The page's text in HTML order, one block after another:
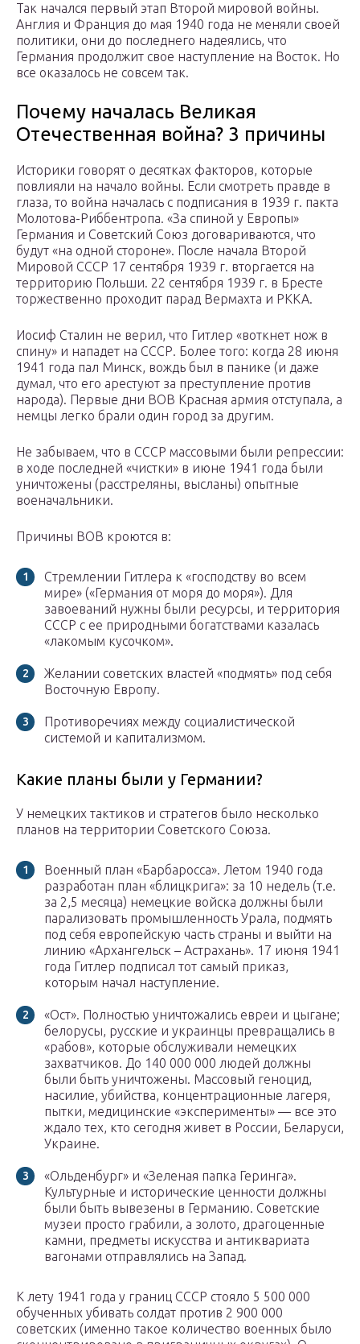
Так начался первый этап Второй мировой войны.
Англия и Франция до мая 1940 года не меняли своей
политики, они до последнего надеялись, что
Германия продолжит свое наступление на Восток. Но
все оказалось не совсем так.
Почему началась Великая
Отечественная война? 3 причины
Историки говорят о десятках факторов, которые
повлияли на начало войны. Если смотреть правде в
глаза, то война началась с подписания в 1939 г. пакта
Молотова-Риббентропа. «За спиной у Европы»
Германия и Советский Союз договариваются, что
будут «на одной стороне». После начала Второй
Мировой СССР 17 сентября 1939 г. вторгается на
территорию Польши. 22 сентября 1939 г. в Бресте
торжественно проходит парад Вермахта и РККА.
Иосиф Сталин не верил, что Гитлер «воткнет нож в
спину» и нападет на СССР. Более того: когда 28 июня
1941 года пал Минск, вождь был в панике (и даже
думал, что его арестуют за преступление против
народа). Первые дни ВОВ Красная армия отступала, а
немцы легко брали один город за другим.
Не забываем, что в СССР массовыми были репрессии:
в ходе последней «чистки» в июне 1941 года были
уничтожены (расстреляны, высланы) опытные
военачальники.
Причины ВОВ кроются в:
Стремлении Гитлера к «господству во всем
мире» («Германия от моря до моря»). Для
завоеваний нужны были ресурсы, и территория
СССР с ее природными богатствами казалась
«лакомым кусочком».
Желании советских властей «подмять» под себя
Восточную Европу.
Противоречиях между социалистической
системой и капитализмом.
Какие планы были у Германии?
У немецких тактиков и стратегов было несколько
планов на территории Советского Союза.
Военный план «Барбаросса». Летом 1940 года
разработан план «блицкрига»: за 10 недель (т.е.
за 2,5 месяца) немецкие войска должны были
парализовать промышленность Урала, подмять
под себя европейскую часть страны и выйти на
линию «Архангельск – Астрахань». 17 июня 1941
года Гитлер подписал тот самый приказ,
которым начал наступление.
«Ост». Полностью уничтожались евреи и цыгане;
белорусы, русские и украинцы превращались в
«рабов», которые обслуживали немецких
захватчиков. До 140 000 000 людей должны
были быть уничтожены. Массовый геноцид,
насилие, убийства, концентрационные лагеря,
пытки, медицинские «эксперименты» — все это
ждало тех, кто сегодня живет в России, Беларуси,
Украине.
«Ольденбург» и «Зеленая папка Геринга».
Культурные и исторические ценности должны
были быть вывезены в Германию. Советские
музеи просто грабили, а золото, драгоценные
камни, предметы искусства и антиквариата
вагонами отправлялись на Запад.
К лету 1941 года у границ СССР стояло 5 500 000
обученных убивать солдат против 2 900 000
советских (именно такое количество военных было